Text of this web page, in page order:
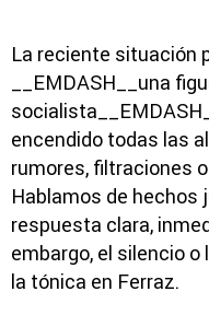
La reciente situación
__EMDASH__una
encendido todas las
rumores, filtraciones
Hablamos de hechos
respuesta clara,
embargo, el silencio
la tónica en Ferraz.